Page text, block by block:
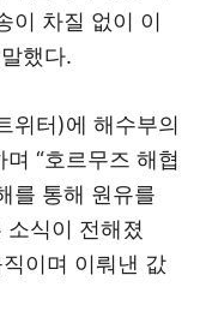
이 차질 없이 이
했다.
위터)에 해수부의
“호르무즈 해협
를 통해 원유를
식이 전해졌
이며 이뤄낸 값